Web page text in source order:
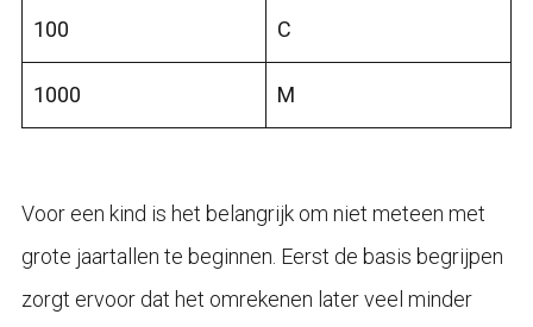
100 C
1000 M
Voor een kind is het belangrijk om niet meteen met
grote jaartallen te beginnen. Eerst de basis begrijpen
zorgt ervoor dat het omrekenen later veel minder